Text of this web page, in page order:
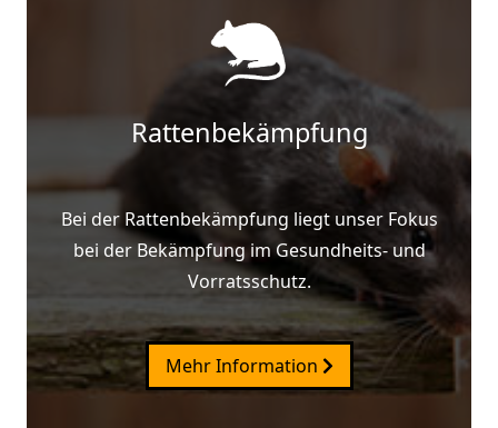
Rattenbekämpfung
Bei der Rattenbekämpfung liegt unser Fokus
bei der Bekämpfung im Gesundheits- und
Vorratsschutz.
Mehr Information